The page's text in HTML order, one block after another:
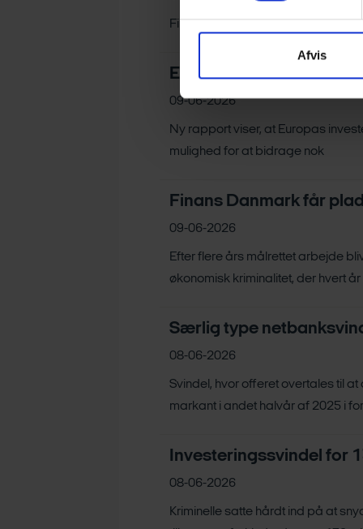
Afvis
Finans Danmark har offentliggjort
Europa mangler
09-06-2026
Ny rapport viser, at Europas
mulighed for at bidrage nok
Finans Danmark får
09-06-2026
Efter flere års målrettet arbejde
økonomisk kriminalitet, der hvert
Særlig type
08-06-2026
Svindel, hvor offeret overtales til at
markant i andet halvår af 2025 i
Investeringssvindel for
08-06-2026
Kriminelle satte hårdt ind på at